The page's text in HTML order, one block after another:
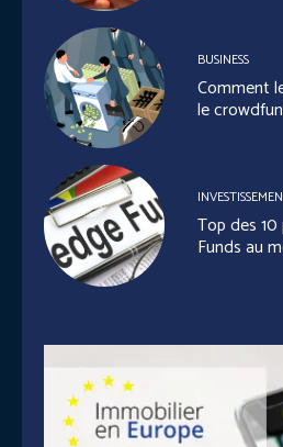
BUSINESS
Comment
le
Top des
Funds au